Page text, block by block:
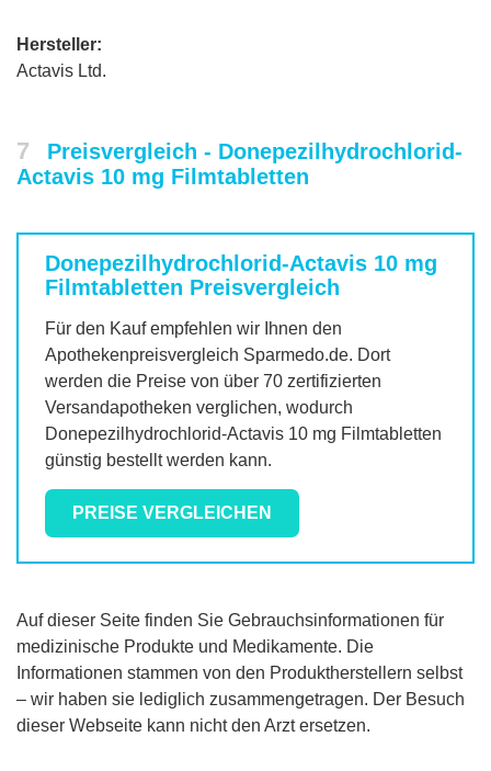
Hersteller:
Actavis Ltd.
7
Preisvergleich - Donepezilhydrochlorid-
Actavis 10 mg Filmtabletten
Donepezilhydrochlorid-Actavis 10 mg
Filmtabletten Preisvergleich
Für den Kauf empfehlen wir Ihnen den
Apothekenpreisvergleich Sparmedo.de. Dort
werden die Preise von über 70 zertifizierten
Versandapotheken verglichen, wodurch
Donepezilhydrochlorid-Actavis 10 mg Filmtabletten
günstig bestellt werden kann.
PREISE VERGLEICHEN
Auf dieser Seite finden Sie Gebrauchsinformationen für
medizinische Produkte und Medikamente. Die
Informationen stammen von den Produktherstellern selbst
– wir haben sie lediglich zusammengetragen. Der Besuch
dieser Webseite kann nicht den Arzt ersetzen.